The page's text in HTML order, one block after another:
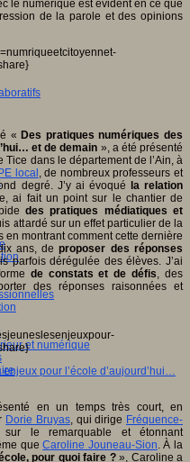
et numérique
le numérique est évident en ce que
de la parole et des opinions
«Des pratiques numériques des
et de demain », a été présenté
Tice dans le département de l’Ain, à
local, de nombreux professeurs et
degré. J’y ai évoqué la relation
ai fait un point sur le chantier de
des pratiques médiatiques et
attardé sur un effet particulier de la
en montrant comment cette dernière
ans, deproposer des réponses
parfois dérégulée des élèves. J’ai
de constats et de défis, des
des réponses raisonnées et
pour l’école d’aujourd’hui…
en un temps très court, en
Dorie Bruyas, qui dirige Fréquence-
le remarquable et étonnant
queCaroline Jouneau-Sion. À la
pour quoi faire ?», Caroline a